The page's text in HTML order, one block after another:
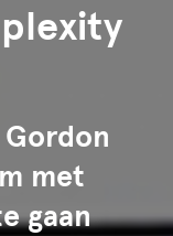
met
gaan